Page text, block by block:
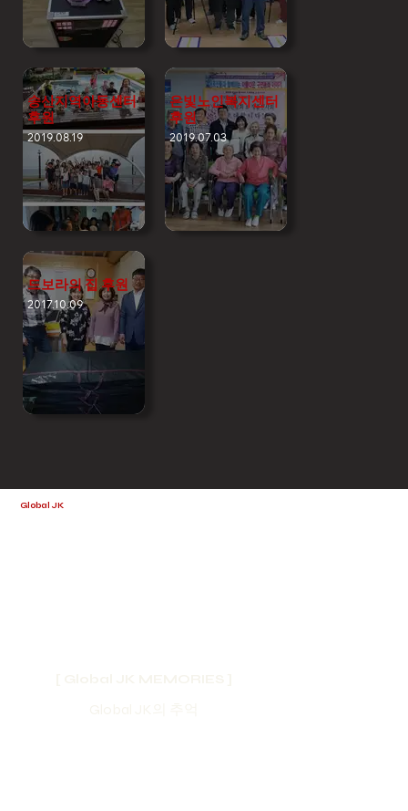
송산지역아동센터
후원
2019.08.19
은빛노인복지센터
후원
2019.07.03
드보라의 집 후원
2017.10.09
Global JK